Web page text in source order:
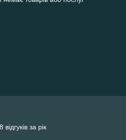
за рік